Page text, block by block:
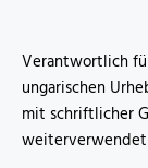
Verantwortlich
ungarischen
mit schriftlicher